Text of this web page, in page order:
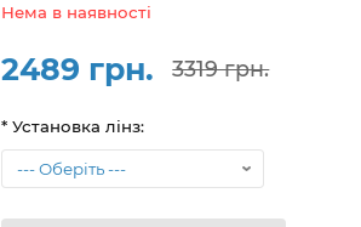
Нема в наявності
2489 грн. 3319 грн.
* Установка лінз: